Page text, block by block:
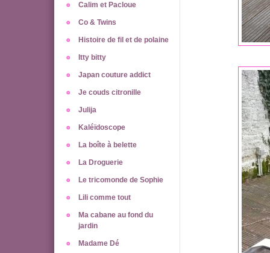
Calim et Pacloue
Co & Twins
Histoire de fil et de polaine
Itty bitty
Japan couture addict
Je couds citronille
Julija
Kaléïdoscope
La boîte à belette
La Droguerie
Le tricomonde de Sophie
Lili comme tout
Ma cabane au fond du
jardin
Madame Dé